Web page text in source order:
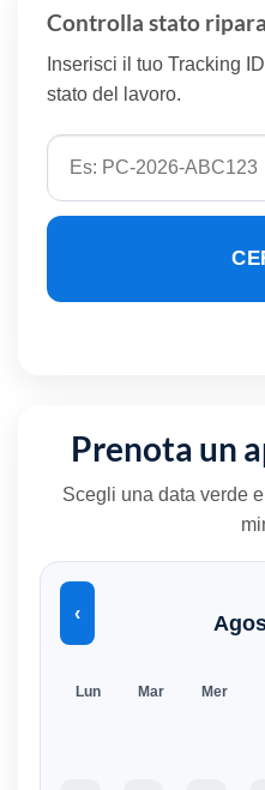
Controlla stato
Inserisci il tuo Tracking
stato del lavoro.
Prenota un
Scegli una data verde
‹
Lun Mar Mer